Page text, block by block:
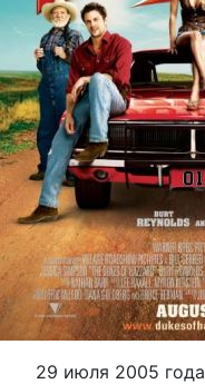
29 июля 2005 года